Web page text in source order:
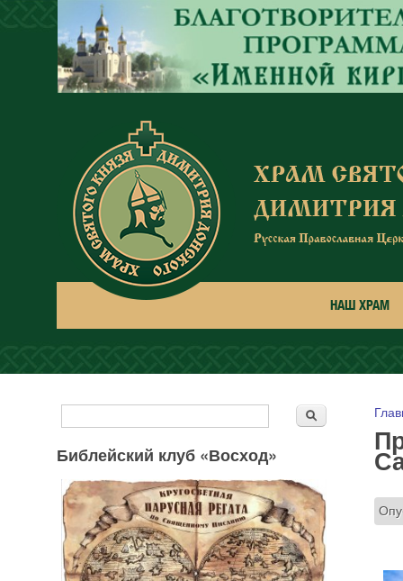
Перейти к основному содержанию
НАШ ХРАМ
Вы
Форма поиска
Библейский клуб «Восход»